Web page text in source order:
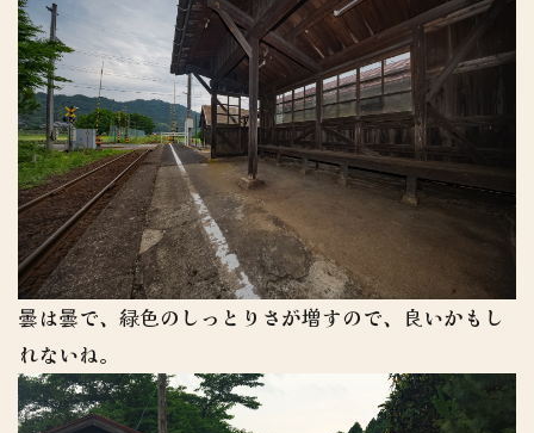
曇は曇で、緑色のしっとりさが増すので、良いかもし
れないね。